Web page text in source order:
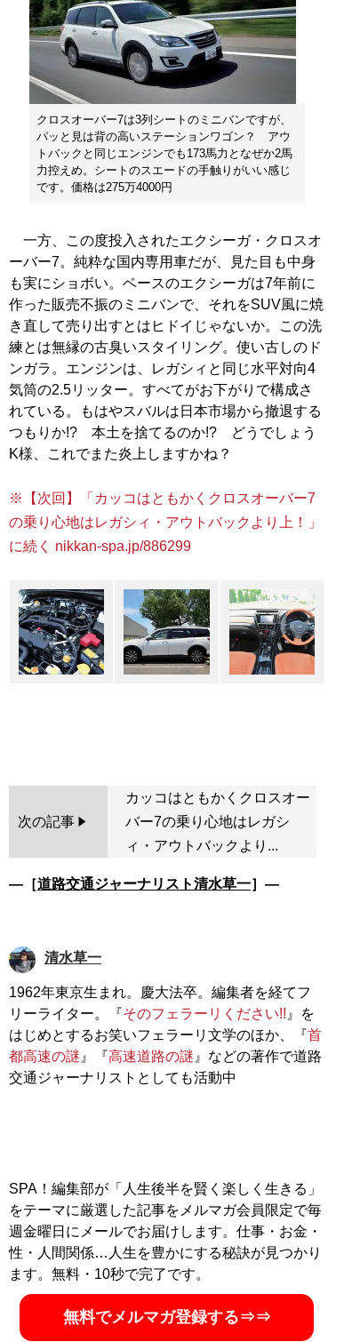
クロスオーバー7は3列シートのミニバンですが、
パッと見は背の高いステーションワゴン？ アウ
トバックと同じエンジンでも173馬力となぜか2馬
力控えめ。シートのスエードの手触りがいい感じ
です。価格は275万4000円
一方、この度投入されたエクシーガ・クロスオ
ーバー7。純粋な国内専用車だが、見た目も中身
も実にショボい。ベースのエクシーガは7年前に
作った販売不振のミニバンで、それをSUV風に焼
き直して売り出すとはヒドイじゃないか。この洗
練とは無縁の古臭いスタイリング。使い古しのド
ンガラ。エンジンは、レガシィと同じ水平対向4
気筒の2.5リッター。すべてがお下がりで構成さ
れている。もはやスバルは日本市場から撤退する
つもりか!? 本土を捨てるのか!? どうでしょう
K様、これでまた炎上しますかね？
※【次回】「カッコはともかくクロスオーバー7
の乗り心地はレガシィ・アウトバックより上！」
に続く nikkan-spa.jp/886299
次の記事
カッコはともかくクロスオー
バー7の乗り心地はレガシ
ィ・アウトバックより...
―［道路交通ジャーナリスト清水草一］―
清水草一
1962年東京生まれ。慶大法卒。編集者を経てフ
リーライター。『そのフェラーリください!! 』を
はじめとするお笑いフェラーリ文学のほか、『首
都高速の謎 』『高速道路の謎 』などの著作で道路
交通ジャーナリストとしても活動中
SPA！編集部が「人生後半を賢く楽しく生きる」
をテーマに厳選した記事をメルマガ会員限定で毎
週金曜日にメールでお届けします。仕事・お金・
性・人間関係…人生を豊かにする秘訣が見つかり
ます。無料・10秒で完了です。
無料でメルマガ登録する⇒⇒